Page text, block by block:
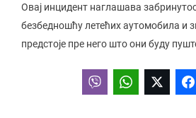
Овај инцидент наглашава
безбедношћу летећих аутомобила и
предстоје пре него што они буду